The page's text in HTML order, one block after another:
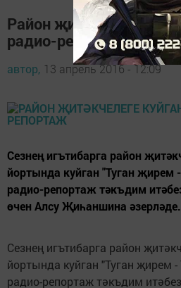
Район җитәкчелеге
радио-репортаж
автор, 13 апрель 2016 - 12:09
Сезнең игътибарга район
йортында куйган "Туган җирем
радио-репортаж тәкъдим
өчен Алсу Җиһаншина әзерләде.
Сезнең игътибарга район
йортында куйган "Туган җирем
радио-репортаж тәкъдим